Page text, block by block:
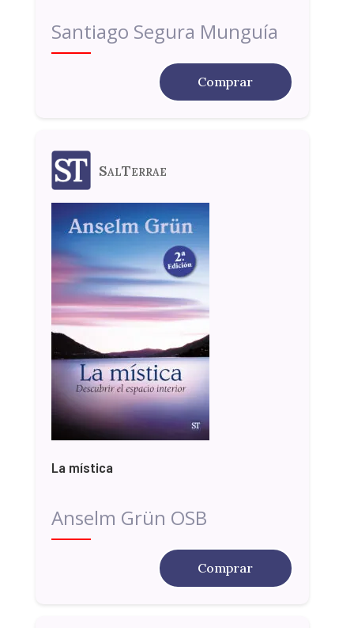
Santiago Segura Munguía
Comprar
SalTerrae
La mística
Anselm Grün OSB
Comprar